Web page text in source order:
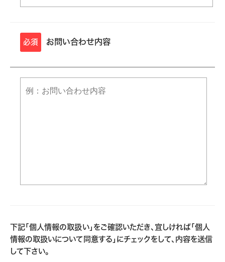
必須 お問い合わせ内容
下記「個人情報の取扱い」をご確認いただき、宜しければ「個人
情報の取扱いについて同意する」にチェックをして、内容を送信
して下さい。